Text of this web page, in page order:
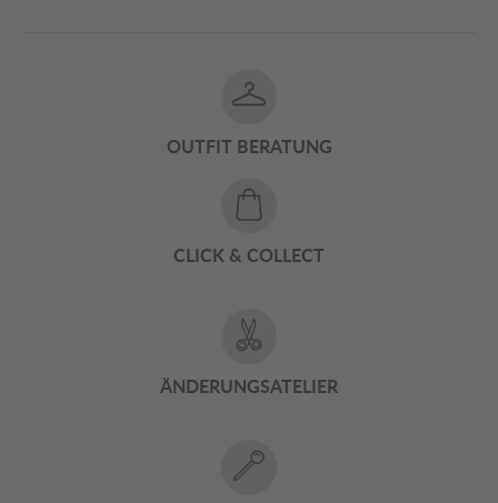
OUTFIT BERATUNG
CLICK & COLLECT
ÄNDERUNGSATELIER